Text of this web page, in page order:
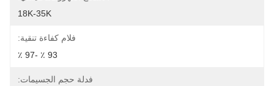
18K-35K
فلام كفاءة تنقية:
93 ٪ -97 ٪
فدلة حجم الجسيمات: